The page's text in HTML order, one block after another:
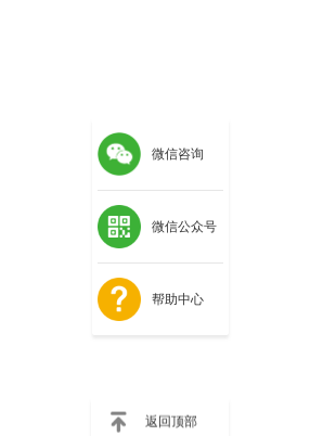
微信咨询
微信公众号
帮助中心
返回顶部